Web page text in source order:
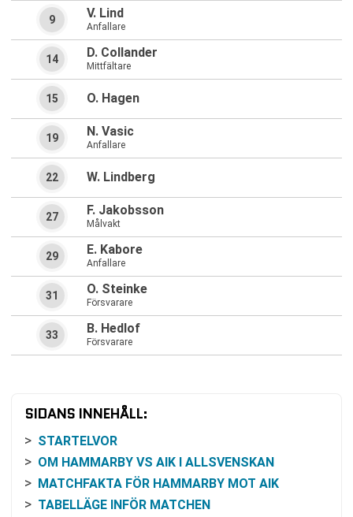
V. Lind
Anfallare
9
D. Collander
Mittfältare
14
O. Hagen
15
N. Vasic
Anfallare
19
W. Lindberg
22
F. Jakobsson
Målvakt
27
E. Kabore
Anfallare
29
O. Steinke
Försvarare
31
B. Hedlof
Försvarare
33
SIDANS INNEHÅLL:
STARTELVOR
OM HAMMARBY VS AIK I ALLSVENSKAN
MATCHFAKTA FÖR HAMMARBY MOT AIK
TABELLÄGE INFÖR MATCHEN